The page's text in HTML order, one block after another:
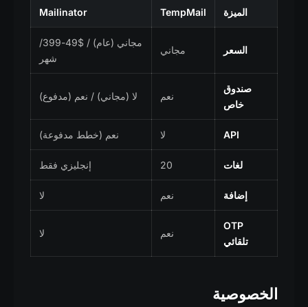
الميزة TempMail
Mailinator
السعر مجاني
مجاني (عام) / $49-399/
شهر
صندوق
خاص
نعم لا (مجاني) / نعم (مدفوع)
API لا نعم (خطط مدفوعة)
لغات 20 إنجليزي فقط
إضافة نعم لا
OTP
تلقائي
نعم لا
الخصوصية